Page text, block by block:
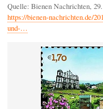
Quelle: Bienen Nachrichten,
https://bienen-nachrichten.de/
und-…